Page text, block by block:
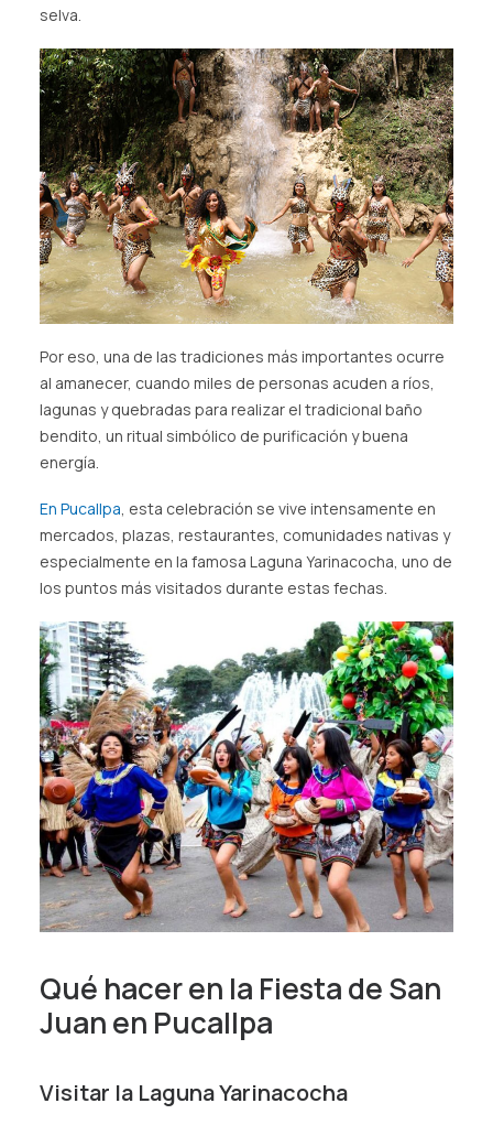
selva.
Por eso, una de las tradiciones más importantes ocurre
al amanecer, cuando miles de personas acuden a ríos,
lagunas y quebradas para realizar el tradicional baño
bendito, un ritual simbólico de purificación y buena
energía.
En Pucallpa, esta celebración se vive intensamente en
mercados, plazas, restaurantes, comunidades nativas y
especialmente en la famosa Laguna Yarinacocha, uno de
los puntos más visitados durante estas fechas.
Qué hacer en la Fiesta de San
Juan en Pucallpa
Visitar la Laguna Yarinacocha